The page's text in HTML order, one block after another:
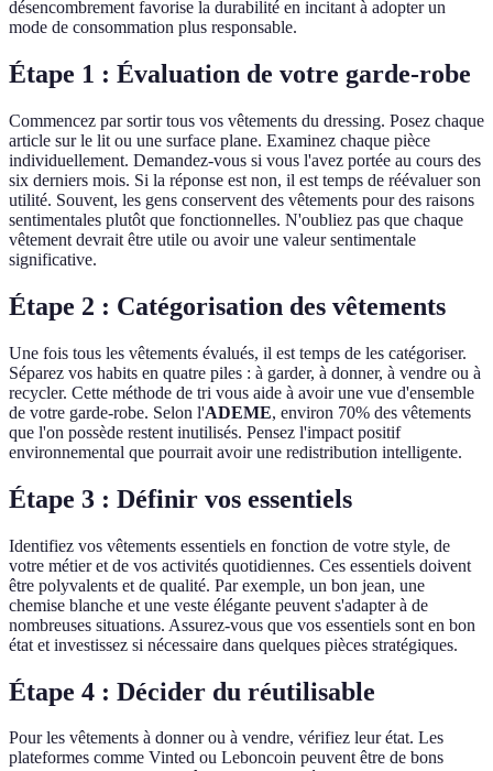
désencombrement favorise la durabilité en incitant à adopter un
mode de consommation plus responsable.
Étape 1 : Évaluation de votre garde-robe
Commencez par sortir tous vos vêtements du dressing. Posez chaque
article sur le lit ou une surface plane. Examinez chaque pièce
individuellement. Demandez-vous si vous l'avez portée au cours des
six derniers mois. Si la réponse est non, il est temps de réévaluer son
utilité. Souvent, les gens conservent des vêtements pour des raisons
sentimentales plutôt que fonctionnelles. N'oubliez pas que chaque
vêtement devrait être utile ou avoir une valeur sentimentale
significative.
Étape 2 : Catégorisation des vêtements
Une fois tous les vêtements évalués, il est temps de les catégoriser.
Séparez vos habits en quatre piles : à garder, à donner, à vendre ou à
recycler. Cette méthode de tri vous aide à avoir une vue d'ensemble
de votre garde-robe. Selon l'ADEME, environ 70% des vêtements
que l'on possède restent inutilisés. Pensez l'impact positif
environnemental que pourrait avoir une redistribution intelligente.
Étape 3 : Définir vos essentiels
Identifiez vos vêtements essentiels en fonction de votre style, de
votre métier et de vos activités quotidiennes. Ces essentiels doivent
être polyvalents et de qualité. Par exemple, un bon jean, une
chemise blanche et une veste élégante peuvent s'adapter à de
nombreuses situations. Assurez-vous que vos essentiels sont en bon
état et investissez si nécessaire dans quelques pièces stratégiques.
Étape 4 : Décider du réutilisable
Pour les vêtements à donner ou à vendre, vérifiez leur état. Les
plateformes comme Vinted ou Leboncoin peuvent être de bons